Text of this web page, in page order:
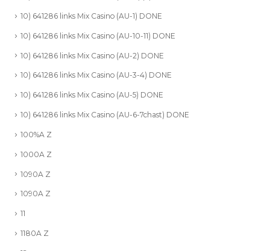
10) 641286 links Mix Casino (AU-1) DONE
10) 641286 links Mix Casino (AU-10-11) DONE
10) 641286 links Mix Casino (AU-2) DONE
10) 641286 links Mix Casino (AU-3-4) DONE
10) 641286 links Mix Casino (AU-5) DONE
10) 641286 links Mix Casino (AU-6-7chast) DONE
100%A Z
1000A Z
1090A Z
1090A Z
11
1180A Z